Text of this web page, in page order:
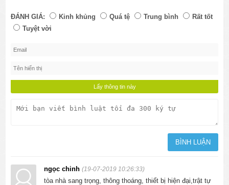
ĐÁNH GIÁ: Kinh khủng Quá tệ Trung bình
Rất tốt
Tuyệt vời
ngọc chinh(19-07-2019 10:26:33)
tòa nhà sang trọng, thông thoáng, thiết bị hiện đại,trật tự